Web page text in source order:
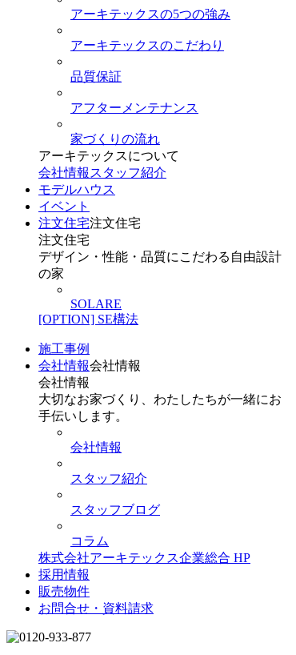
アーキテックスの5つの強み
アーキテックスのこだわり
品質保証
アフターメンテナンス
家づくりの流れ
アーキテックスについて
会社情報 スタッフ紹介
モデルハウス
イベント
注文住宅注文住宅
注文住宅
デザイン・性能・品質にこだわる自由設計
の家
SOLARE
[OPTION] SE構法
施工事例
会社情報会社情報
会社情報
大切なお家づくり、わたしたちが一緒にお
手伝いします。
会社情報
スタッフ紹介
スタッフブログ
コラム
株式会社アーキテックス企業総合 HP
採用情報
販売物件
お問合せ・資料請求